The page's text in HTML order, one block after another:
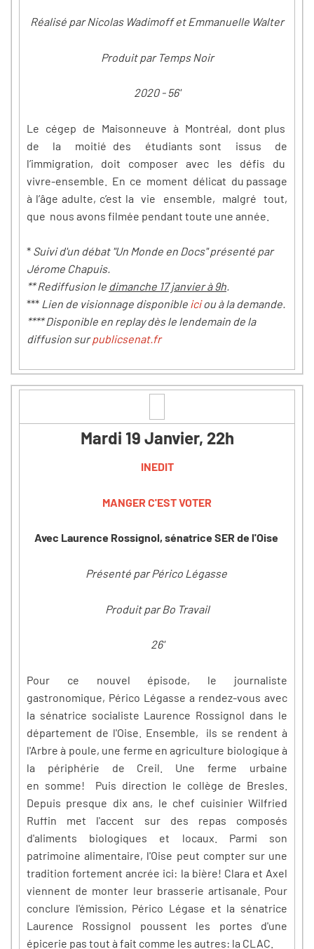
Réalisé par Nicolas Wadimoff et Emmanuelle Walter
Produit par Temps Noir
2020 - 56'
Le cégep de Maisonneuve à Montréal, dont plus
de la moitié des étudiants sont issus de
l’immigration, doit composer avec les défis du
vivre-ensemble. En ce moment délicat du passage
à l’âge adulte, c’est la vie ensemble, malgré tout,
que nous avons filmée pendant toute une année.
* Suivi d'un débat "Un Monde en Docs" présenté par
Jérome Chapuis.
** Rediffusion le dimanche 17 janvier à 9h.
*** Lien de visionnage disponible iciou à la demande.
**** Disponible en replay dès le lendemain de la
diffusion surpublicsenat.fr
Mardi 19 Janvier, 22h
INEDIT
MANGER C'EST VOTER
Avec Laurence Rossignol, sénatrice SER de l'Oise
Présenté par Périco Légasse
Produit par Bo Travail
26'
Pour ce nouvel épisode, le journaliste
gastronomique, Périco Légasse a rendez-vous avec
la sénatrice socialiste Laurence Rossignol dans le
département de l'Oise. Ensemble, ils se rendent à
l'Arbre à poule, une ferme en agriculture biologique à
la périphérie de Creil. Une ferme urbaine
en somme! Puis direction le collège de Bresles.
Depuis presque dix ans, le chef cuisinier Wilfried
Ruffin met l'accent sur des repas composés
d'aliments biologiques et locaux. Parmi son
patrimoine alimentaire, l'Oise peut compter sur une
tradition fortement ancrée ici: la bière! Clara et Axel
viennent de monter leur brasserie artisanale. Pour
conclure l'émission, Périco Légase et la sénatrice
Laurence Rossignol poussent les portes d'une
épicerie pas tout à fait comme les autres: la CLAC.